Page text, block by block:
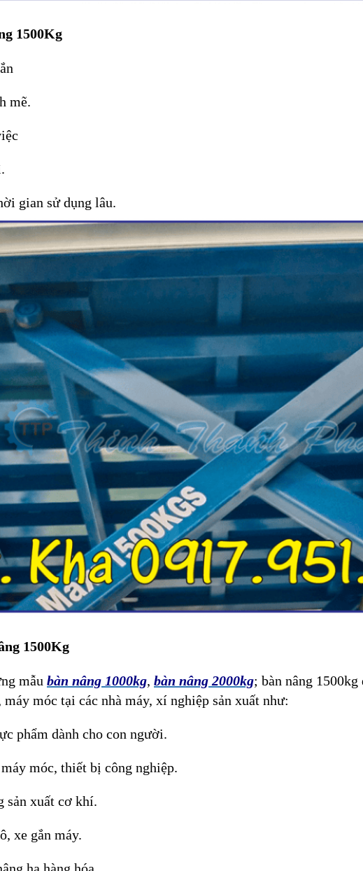
1500Kg
mẽ.
gian sử dụng lâu.
1500Kg
mẫu bàn nâng 1000kg, bàn nâng 2000kg; bàn nâng
móc tại các nhà máy, xí nghiệp sản xuất như:
phẩm dành cho con người.
móc, thiết bị công nghiệp.
sản xuất cơ khí.
xe gắn máy.